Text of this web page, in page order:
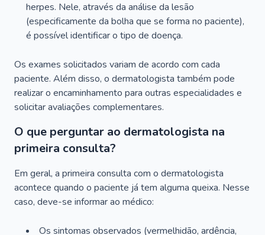
herpes. Nele, através da análise da lesão
(especificamente da bolha que se forma no paciente),
é possível identificar o tipo de doença.
Os exames solicitados variam de acordo com cada
paciente. Além disso, o dermatologista também pode
realizar o encaminhamento para outras especialidades e
solicitar avaliações complementares.
O que perguntar ao dermatologista na
primeira consulta?
Em geral, a primeira consulta com o dermatologista
acontece quando o paciente já tem alguma queixa. Nesse
caso, deve-se informar ao médico:
Os sintomas observados (vermelhidão, ardência,